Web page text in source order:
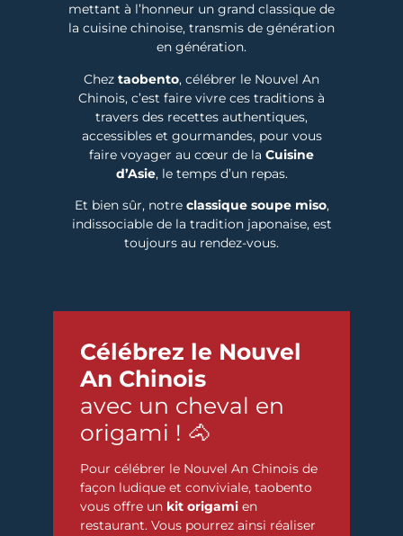
mettant à l’honneur un grand classique de
la cuisine chinoise, transmis de génération
en génération.
Chez taobento, célébrer le Nouvel An
Chinois, c’est faire vivre ces traditions à
travers des recettes authentiques,
accessibles et gourmandes, pour vous
faire voyager au cœur de la Cuisine
d’Asie, le temps d’un repas.
Et bien sûr, notre classique soupe miso,
indissociable de la tradition japonaise, est
toujours au rendez-vous.
Célébrez le Nouvel
An Chinois
avec un cheval en
origami ! 🐴
Pour célébrer le Nouvel An Chinois de
façon ludique et conviviale, taobento
vous offre un kit origami en
restaurant. Vous pourrez ainsi réaliser